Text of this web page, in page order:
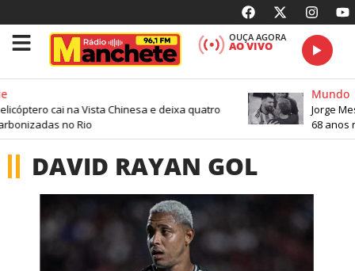
OUÇA AGORA
AO VIVO
cai na Vista Chinesa e deixa quatro
no Rio
Mundo
Jorge
68 anos
DAVID RAYAN GOL